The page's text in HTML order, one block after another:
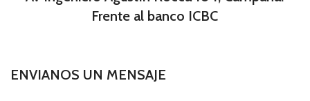
Frente al banco ICBC​
ENVIANOS UN MENSAJE